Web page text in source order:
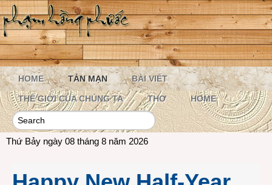
HOME TẢN MẠN BÀI VIẾT
THẾ GIỚI CỦA CHÚNG TA THƠ HOME
Thứ Bảy ngày 08 tháng 8 năm 2026